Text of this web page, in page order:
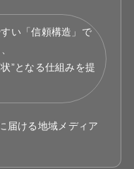
い「信頼構造」で
”となる仕組みを提
届ける地域メディア